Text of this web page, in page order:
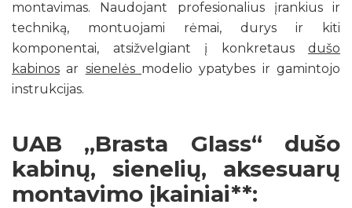
montavimas. Naudojant profesionalius įrankius ir
techniką, montuojami rėmai, durys ir kiti
komponentai, atsižvelgiant į konkretaus dušo
kabinos ar sienelės modelio ypatybes ir gamintojo
instrukcijas.
UAB „Brasta Glass“ dušo
kabinų, sienelių, aksesuarų
montavimo įkainiai**: